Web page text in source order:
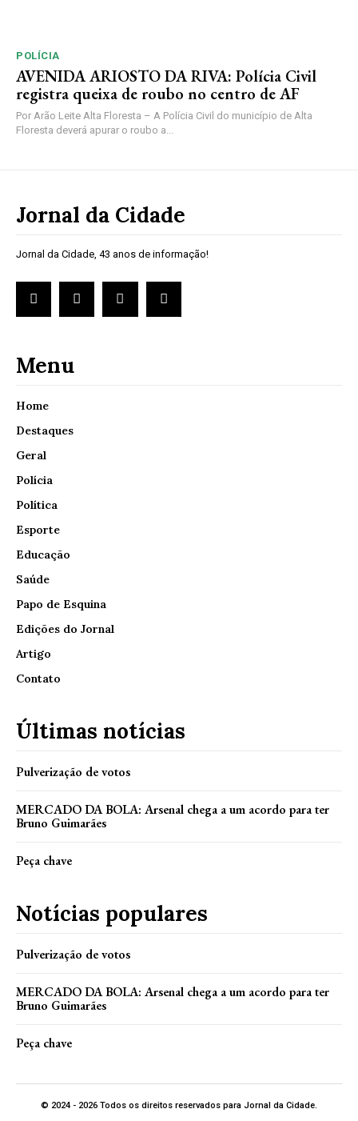
POLÍCIA
AVENIDA ARIOSTO DA RIVA: Polícia Civil
registra queixa de roubo no centro de AF
Por Arão Leite Alta Floresta – A Polícia Civil do município de Alta
Floresta deverá apurar o roubo a...
Jornal da Cidade
Jornal da Cidade, 43 anos de informação!
Menu
Home
Destaques
Geral
Polícia
Política
Esporte
Educação
Saúde
Papo de Esquina
Edições do Jornal
Artigo
Contato
Últimas notícias
Pulverização de votos
MERCADO DA BOLA: Arsenal chega a um acordo para ter
Bruno Guimarães
Peça chave
Notícias populares
Pulverização de votos
MERCADO DA BOLA: Arsenal chega a um acordo para ter
Bruno Guimarães
Peça chave
© 2024 - 2026 Todos os direitos reservados para Jornal da Cidade.